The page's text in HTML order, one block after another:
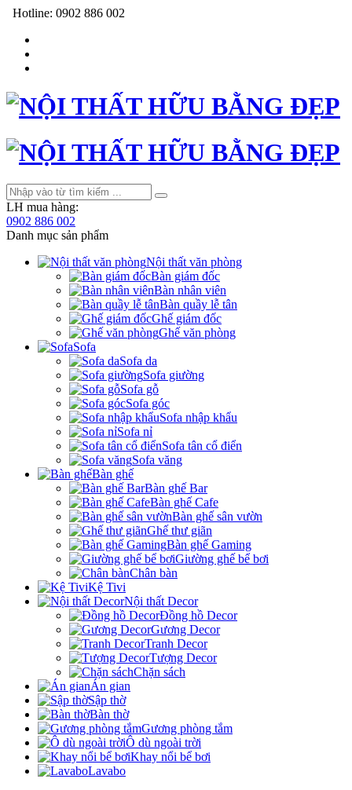
Hotline: 0902 886 002
LH mua hàng:
0902 886 002
Danh mục sản phẩm
Nội thất văn phòng
Bàn giám đốc
Bàn nhân viên
Bàn quầy lễ tân
Ghế giám đốc
Ghế văn phòng
Sofa
Sofa da
Sofa giường
Sofa gỗ
Sofa góc
Sofa nhập khẩu
Sofa nỉ
Sofa tân cổ điển
Sofa văng
Bàn ghế
Bàn ghế Bar
Bàn ghế Cafe
Bàn ghế sân vườn
Ghế thư giãn
Bàn ghế Gaming
Giường ghế bể bơi
Chân bàn
Kệ Tivi
Nội thất Decor
Đồng hồ Decor
Gương Decor
Tranh Decor
Tượng Decor
Chặn sách
Án gian
Sập thờ
Bàn thờ
Gương phòng tắm
Ô dù ngoài trời
Khay nổi bể bơi
Lavabo